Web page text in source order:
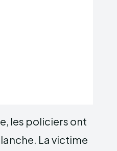
les policiers ont
La victime